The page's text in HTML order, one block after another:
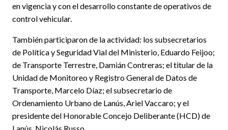
en vigencia y con el desarrollo constante de operativos de
control vehicular.
También participaron de la actividad: los subsecretarios
de Política y Seguridad Vial del Ministerio, Eduardo Feijoo;
de Transporte Terrestre, Damián Contreras; el titular de la
Unidad de Monitoreo y Registro General de Datos de
Transporte, Marcelo Díaz; el subsecretario de
Ordenamiento Urbano de Lanús, Ariel Vaccaro; y el
presidente del Honorable Concejo Deliberante (HCD) de
Lanús, Nicolás Russo.